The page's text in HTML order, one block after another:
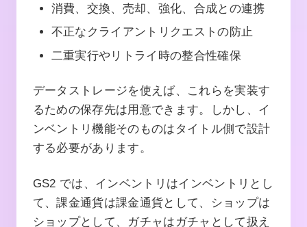
消費、交換、売却、強化、合成との連携
不正なクライアントリクエストの防止
二重実行やリトライ時の整合性確保
データストレージを使えば、これらを実装す
るための保存先は用意できます。しかし、イ
ンベントリ機能そのものはタイトル側で設計
する必要があります。
GS2 では、インベントリはインベントリとし
て、課金通貨は課金通貨として、ショップは
ショップとして、ガチャはガチャとして扱え